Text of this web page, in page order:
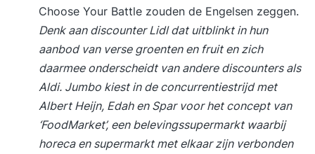
Choose Your Battle zouden de Engelsen zeggen.
Denk aan discounter Lidl dat uitblinkt in hun
aanbod van verse groenten en fruit en zich
daarmee onderscheidt van andere discounters als
Aldi. Jumbo kiest in de concurrentiestrijd met
Albert Heijn, Edah en Spar voor het concept van
‘FoodMarket’, een belevingssupermarkt waarbij
horeca en supermarkt met elkaar zijn verbonden